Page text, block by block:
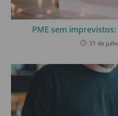
PME sem
31 de